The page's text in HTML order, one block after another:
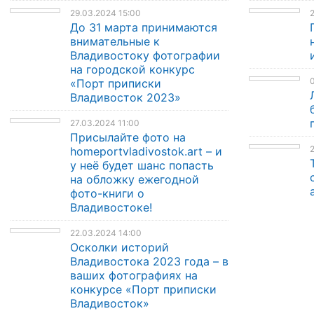
29.03.2024 15:00
До 31 марта принимаются
внимательные к
Владивостоку фотографии
на городской конкурс
«Порт приписки
Владивосток 2023»
27.03.2024 11:00
Присылайте фото на
homeportvladivostok.art – и
у неё будет шанс попасть
на обложку ежегодной
фото-книги о
Владивостоке!
22.03.2024 14:00
Осколки историй
Владивостока 2023 года – в
ваших фотографиях на
конкурсе «Порт приписки
Владивосток»